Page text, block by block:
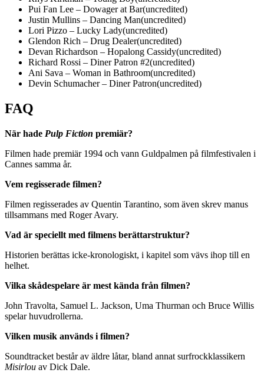
Pui Fan Lee – Dowager at Bar(uncredited)
Justin Mullins – Dancing Man(uncredited)
Lori Pizzo – Lucky Lady(uncredited)
Glendon Rich – Drug Dealer(uncredited)
Devan Richardson – Hopalong Cassidy(uncredited)
Richard Rossi – Diner Patron #2(uncredited)
Ani Sava – Woman in Bathroom(uncredited)
Devin Schumacher – Diner Patron(uncredited)
FAQ
När hade Pulp Fiction premiär?
Filmen hade premiär 1994 och vann Guldpalmen på filmfestivalen i
Cannes samma år.
Vem regisserade filmen?
Filmen regisserades av Quentin Tarantino, som även skrev manus
tillsammans med Roger Avary.
Vad är speciellt med filmens berättarstruktur?
Historien berättas icke-kronologiskt, i kapitel som vävs ihop till en
helhet.
Vilka skådespelare är mest kända från filmen?
John Travolta, Samuel L. Jackson, Uma Thurman och Bruce Willis
spelar huvudrollerna.
Vilken musik används i filmen?
Soundtracket består av äldre låtar, bland annat surfrockklassikern
Misirlou av Dick Dale.